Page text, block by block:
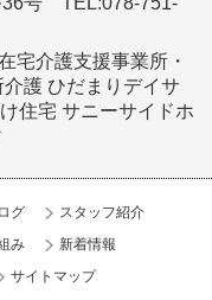
宅介護支援事業所・
介護 ひだまりデイサ
住宅 サニーサイドホ
グ
スタッフ紹介
み
新着情報
サイトマップ